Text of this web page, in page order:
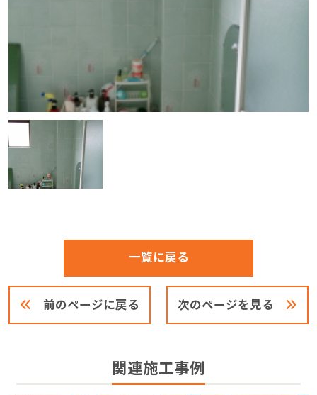
前のページに戻る
一覧に戻る
次のページを見る
関連施工事例